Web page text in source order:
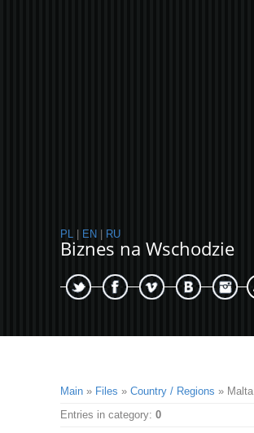
PL EN RU
Biznes na Wschodzie
Main » Files » Country / Regions » Malta
Entries in category: 0